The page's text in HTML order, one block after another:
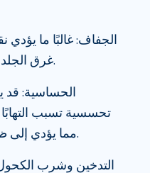
الجفاف: غالبًا ما يؤدي
غرق الجلد تحت عينيك وتغميقه.
الحساسية:
تحسسية تسبب التهابًا
مما يؤدي إلى ظهور الهالات السوداء.
التدخين وشرب